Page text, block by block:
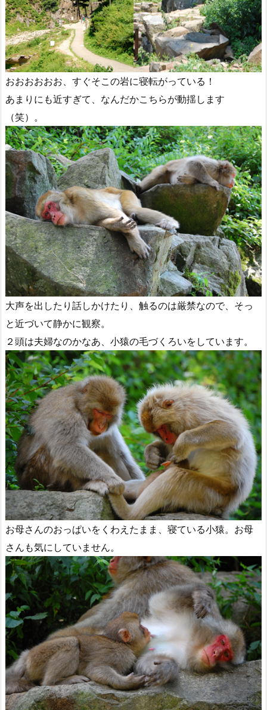
おおおおおお、すぐそこの岩に寝転がっている！
あまりにも近すぎて、なんだかこちらが動揺します
（笑）。
大声を出したり話しかけたり、触るのは厳禁なので、そっ
と近づいて静かに観察。
２頭は夫婦なのかなあ、小猿の毛づくろいをしています。
お母さんのおっぱいをくわえたまま、寝ている小猿。お母
さんも気にしていません。